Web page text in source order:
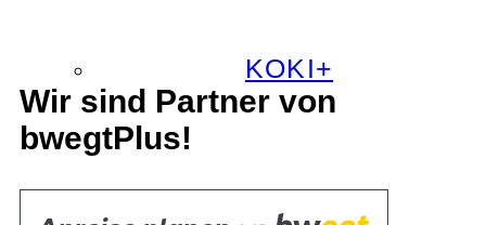
KOKI+
Wir sind Partner von
bwegtPlus!